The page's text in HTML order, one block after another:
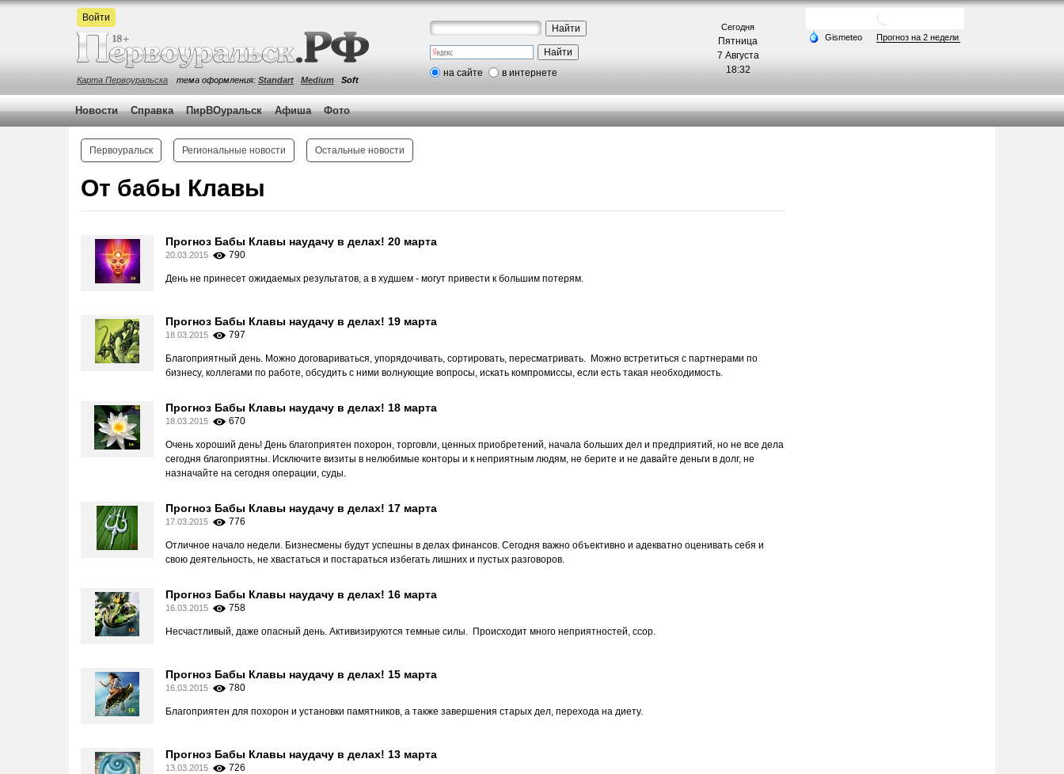
Войти
Карта Первоуральска тема оформления: Standart Medium Soft
на сайте в интернете
Сегодня
Пятница
7 Августа
18:32
Новости Справка ПирВОуральск Афиша Фото
Первоуральск Региональные новости Остальные новости
От бабы Клавы
Прогноз Бабы Клавы наудачу в делах! 20 марта
20.03.2015 790
День не принесет ожидаемых результатов, а в худшем - могут привести к большим потерям.
Прогноз Бабы Клавы наудачу в делах! 19 марта
18.03.2015 797
Благоприятный день. Можно договариваться, упорядочивать, сортировать, пересматривать. Можно встретиться с партнерами по
бизнесу, коллегами по работе, обсудить с ними волнующие вопросы, искать компромиссы, если есть такая необходимость.
Прогноз Бабы Клавы наудачу в делах! 18 марта
18.03.2015 670
Очень хороший день! День благоприятен похорон, торговли, ценных приобретений, начала больших дел и предприятий, но не все дела
сегодня благоприятны. Исключите визиты в нелюбимые конторы и к неприятным людям, не берите и не давайте деньги в долг, не
назначайте на сегодня операции, суды.
Прогноз Бабы Клавы наудачу в делах! 17 марта
17.03.2015 776
Отличное начало недели. Бизнесмены будут успешны в делах финансов. Сегодня важно объективно и адекватно оценивать себя и
свою деятельность, не хвастаться и постараться избегать лишних и пустых разговоров.
Прогноз Бабы Клавы наудачу в делах! 16 марта
16.03.2015 758
Несчастливый, даже опасный день. Активизируются темные силы. Происходит много неприятностей, ссор.
Прогноз Бабы Клавы наудачу в делах! 15 марта
16.03.2015 780
Благоприятен для похорон и установки памятников, а также завершения старых дел, перехода на диету.
Прогноз Бабы Клавы наудачу в делах! 13 марта
13.03.2015 726